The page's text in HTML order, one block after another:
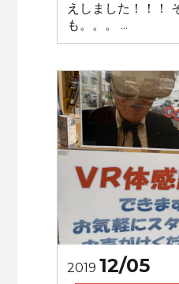
えしました！！！
も。。。 ...
2019 12/05